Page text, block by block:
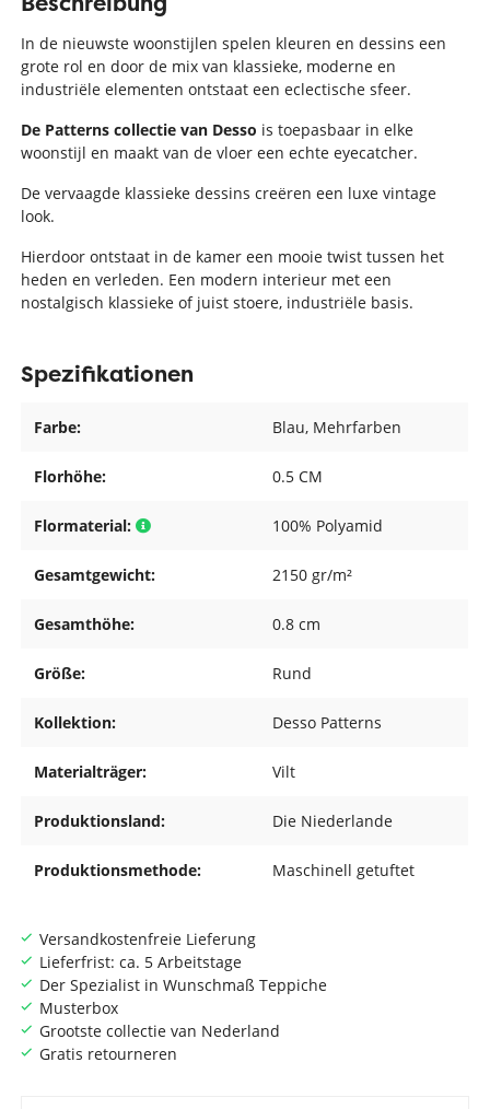
Versandkostenfreie Lieferung
Lieferfrist: ca. 5 Arbeitstage
Der Spezialist in Wunschmaß Teppiche
Musterbox
Grootste collectie van Nederland
Gratis retourneren
In de nieuwste woonstijlen spelen kleuren en dessins een
grote rol en door de mix van klassieke, moderne en
industriële elementen ontstaat een eclectische sfeer.
De Patterns collectie van Desso is toepasbaar in elke
woonstijl en maakt van de vloer een echte eyecatcher.
De vervaagde klassieke dessins creëren een luxe vintage
look.
Hierdoor ontstaat in de kamer een mooie twist tussen het
heden en verleden. Een modern interieur met een
nostalgisch klassieke of juist stoere, industriële basis.
Spezifikationen
Farbe: Blau, Mehrfarben
Florhöhe: 0.5 CM
Flormaterial: 100% Polyamid
Gesamtgewicht: 2150 gr/m²
Gesamthöhe: 0.8 cm
Größe: Rund
Kollektion: Desso Patterns
Materialträger: Vilt
Produktionsland: Die Niederlande
Produktionsmethode: Maschinell getuftet